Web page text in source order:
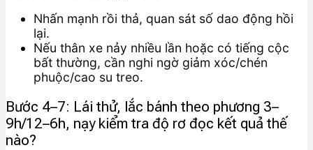
Nhấn mạnh rồi thả, quan sát số dao động hồi
lại.
Nếu thân xe nảy nhiều lần hoặc có tiếng cộc
bất thường, cần nghi ngờ giảm xóc/chén
phuộc/cao su treo.
Bước 4–7: Lái thử, lắc bánh theo phương 3–
9h/12–6h, nạy kiểm tra độ rơ đọc kết quả thế
nào?